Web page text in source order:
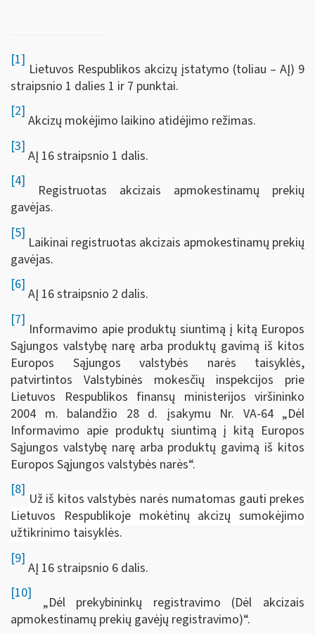
[1]
Lietuvos Respublikos akcizų įstatymo (toliau – AĮ) 9
straipsnio 1 dalies 1 ir 7 punktai.
[2]
Akcizų mokėjimo laikino atidėjimo režimas.
[3]
AĮ 16 straipsnio 1 dalis.
[4]
Registruotas akcizais apmokestinamų prekių
gavėjas.
[5]
Laikinai registruotas akcizais apmokestinamų prekių
gavėjas.
[6]
AĮ 16 straipsnio 2 dalis.
[7]
Informavimo apie produktų siuntimą į kitą Europos
Sąjungos valstybę narę arba produktų gavimą iš kitos
Europos Sąjungos valstybės narės taisyklės,
patvirtintos Valstybinės mokesčių inspekcijos prie
Lietuvos Respublikos finansų ministerijos viršininko
2004 m. balandžio 28 d. įsakymu Nr. VA-64 „Dėl
Informavimo apie produktų siuntimą į kitą Europos
Sąjungos valstybę narę arba produktų gavimą iš kitos
Europos Sąjungos valstybės narės“.
[8]
Už iš kitos valstybės narės numatomas gauti prekes
Lietuvos Respublikoje mokėtinų akcizų sumokėjimo
užtikrinimo taisyklės.
[9]
AĮ 16 straipsnio 6 dalis.
[10]
„Dėl prekybininkų registravimo (Dėl akcizais
apmokestinamų prekių gavėjų registravimo)“.